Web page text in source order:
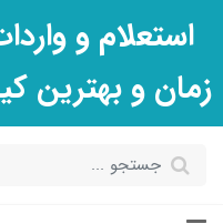
استعلام و
زمان و بهترین